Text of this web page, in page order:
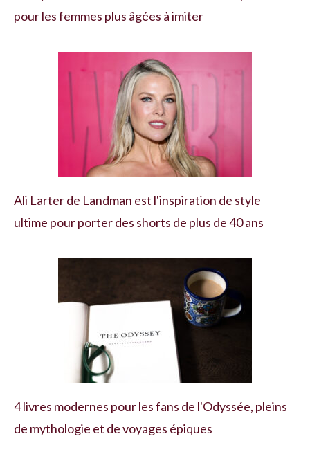
pour les femmes plus âgées à imiter
Ali Larter de Landman est l'inspiration de style
ultime pour porter des shorts de plus de 40 ans
4 livres modernes pour les fans de l'Odyssée, pleins
de mythologie et de voyages épiques